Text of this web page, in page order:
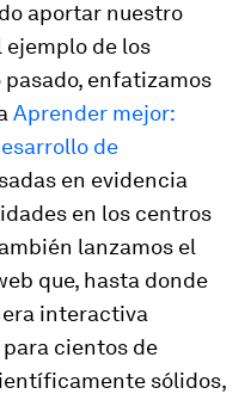
aportar nuestro
ejemplo de los
enfatizamos
Aprender mejor:
de
en evidencia
en los centros
lanzamos el
que, hasta donde
interactiva
cientos de
sólidos,